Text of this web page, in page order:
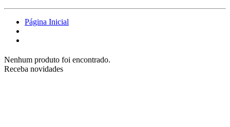
Página Inicial
Nenhum produto foi encontrado.
Receba novidades